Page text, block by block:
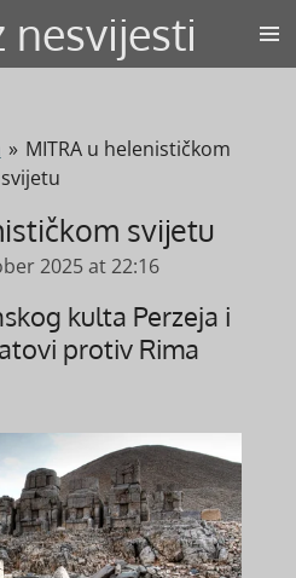
nesvijesti
» MITRA u helenističkom
svijetu
svijetu
2025 at 22:16
kulta Perzeja i
protiv Rima